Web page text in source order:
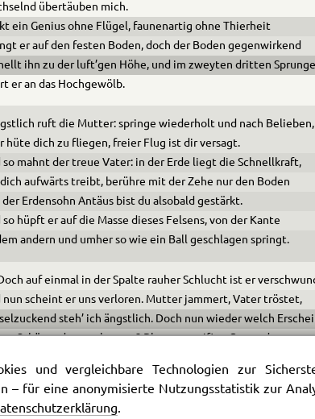
übertäuben mich.
ein Genius ohne Flügel, faunenartig ohne Thierheit
er auf den festen Boden, doch der Boden gegenwirkend
ihn zu der luft’gen Höhe, und im zweyten dritten Sprunge
er an das Hochgewölb.
ruft die Mutter: springe wiederholt und nach Be­lieben,
hüte dich zu fliegen, freier Flug ist dir versagt.
so mahnt der treue Vater: in der Erde liegt die Schnell­kraft,
aufwärts treibt, berühre mit der Zehe nur den Boden
der Erdensohn Antäus bist du alsobald gestärkt.
so hüpft er auf die Masse dieses Felsens, von der Kante
andern und umher so wie ein Ball geschlagen springt.
auf einmal in der Spalte rauher Schlucht ist er
nun scheint er uns verloren. Mutter jammert, Vater tröstet,
steh’ ich ängstlich. Doch nun wieder welch
Schätze dort verborgen? Blumenstreifige Gewande
schwanken von den Armen, Binden flattern um den
Hand die goldne Leyer, völlig wie ein kleiner Phöbus
er wohlgemuth zur Kante, zu dem Ueberhang; wir staunen.
und vergleichbare Technologien zur
– für eine anonymisierte Nutzungsstatistik zur
.